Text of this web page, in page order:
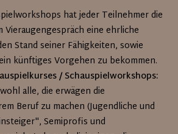
hat jeder Teilnehmer die
eine ehrliche
Stand seiner Fähigkeiten, sowie
künftiges Vorgehen zu bekommen.
/ Schauspielworkshops:
alle, die erwägen die
Beruf zu machen (Jugendliche und
Semiprofis und